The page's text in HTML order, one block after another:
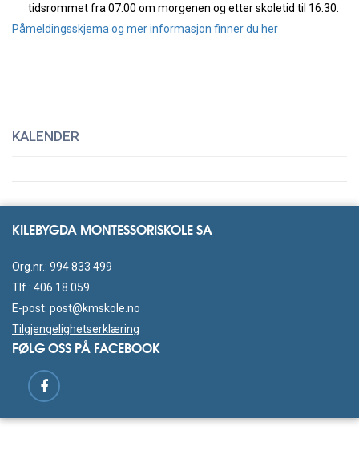
tidsrommet fra 07.00 om morgenen og etter skoletid til 16.30.
Påmeldingsskjema og mer informasjon finner du her
KALENDER
KILEBYGDA MONTESSORISKOLE SA
Org.nr.: 994 833 499
Tlf.: 406 18 059
E-post: post@kmskole.no
Tilgjengelighetserklæring
FØLG OSS PÅ FACEBOOK